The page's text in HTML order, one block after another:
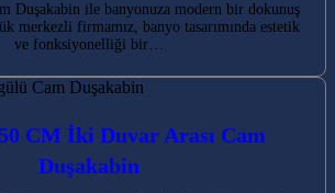
Duşakabin ile banyonuza modern bir dokunuş
merkezli firmamız, banyo tasarımında estetik
ve fonksiyonelliği bir…
CM İki Duvar Arası Cam
Duşakabin